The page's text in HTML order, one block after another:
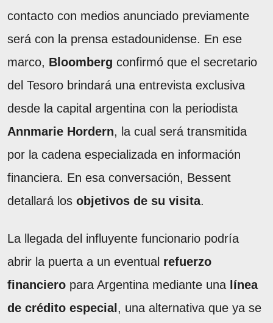
contacto con medios anunciado previamente
será con la prensa estadounidense. En ese
marco, Bloomberg confirmó que el secretario
del Tesoro brindará una entrevista exclusiva
desde la capital argentina con la periodista
Annmarie Hordern, la cual será transmitida
por la cadena especializada en información
financiera. En esa conversación, Bessent
detallará los objetivos de su visita.
La llegada del influyente funcionario podría
abrir la puerta a un eventual refuerzo
financiero para Argentina mediante una línea
de crédito especial , una alternativa que ya se